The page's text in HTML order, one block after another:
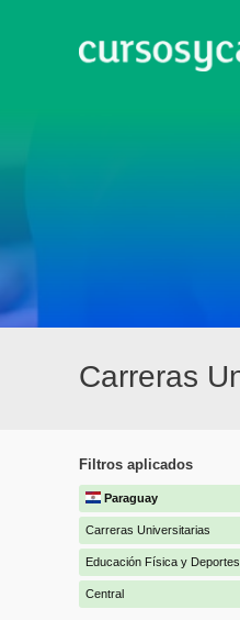
Carreras
Filtros aplicados
Paraguay
Carreras Universitarias
Educación Física y Deportes
Central